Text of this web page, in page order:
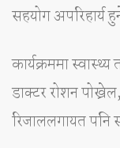
सहयोग अपरिहार्य
कार्यक्रममा
डाक्टर रोशन
रिजाललगायत पनि